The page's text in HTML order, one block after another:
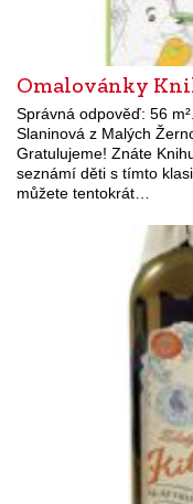
Omalovánky
Správná odpověď: 56
Slaninová z Malých
Gratulujeme! Znáte
seznámí děti s tímto
můžete tentokrát…